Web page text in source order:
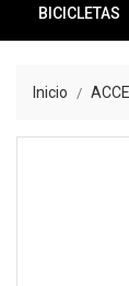
BICICLETAS
Inicio